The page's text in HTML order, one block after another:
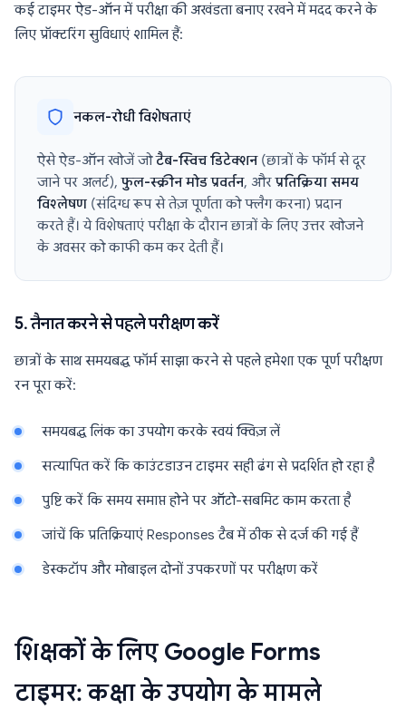
कई टाइमर ऐड-ऑन में परीक्षा की अखंडता बनाए रखने में मदद करने के
लिए प्रॉक्टरिंग सुविधाएं शामिल हैं:
नकल-रोधी विशेषताएं
ऐसे ऐड-ऑन खोजें जोटैब-स्विच डिटेक्शन(छात्रों के फॉर्म से दूर
जाने पर अलर्ट),फुल-स्क्रीन मोड प्रवर्तन, औरप्रतिक्रिया समय
विश्लेषण (संदिग्ध रूप से तेज़ पूर्णता को फ्लैग करना) प्रदान
करते हैं। ये विशेषताएं परीक्षा के दौरान छात्रों के लिए उत्तर खोजने
के अवसर को काफी कम कर देती हैं।
5. तैनात करने से पहले परीक्षण करें
छात्रों के साथ समयबद्ध फॉर्म साझा करने से पहले हमेशा एक पूर्ण परीक्षण
रन पूरा करें:
समयबद्ध लिंक का उपयोग करके स्वयं क्विज़ लें
सत्यापित करें कि काउंटडाउन टाइमर सही ढंग से प्रदर्शित हो रहा है
पुष्टि करें कि समय समाप्त होने पर ऑटो-सबमिट काम करता है
जांचें कि प्रतिक्रियाएं Responses टैब में ठीक से दर्ज की गई हैं
डेस्कटॉप और मोबाइल दोनों उपकरणों पर परीक्षण करें
शिक्षकों के लिए Google Forms
टाइमर: कक्षा के उपयोग के मामले